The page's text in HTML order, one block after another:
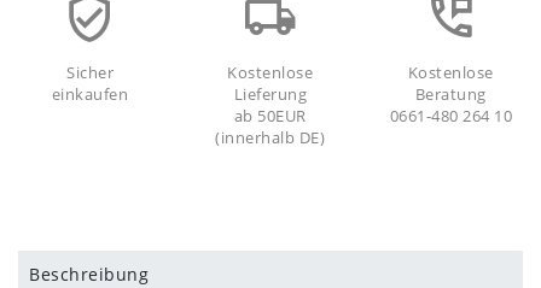
Sicher
einkaufen
Kostenlose
Lieferung
ab 50EUR
(innerhalb DE)
Kostenlose
Beratung
0661-480 264 10
Beschreibung